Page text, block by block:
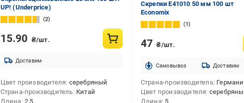
UP! (Underprice)
2
15.90 ₴/шт.
Доставим
Цвет производителя серебряный
Страна-производитель Китай
Длина 2.5
Скрепки E41010 50 мм 100 шт
Economix
1
47 ₴/шт.
Cамовывоз Доставим
Страна-производитель
Цвет производителя
Длина 5